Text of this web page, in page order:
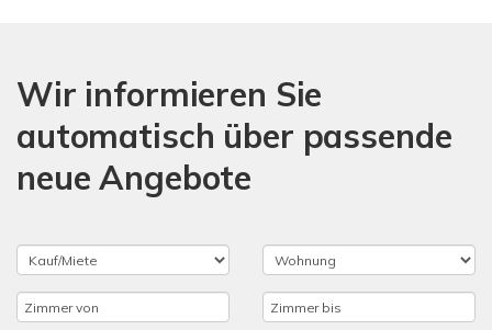
Wir informieren Sie
automatisch über passende
neue Angebote